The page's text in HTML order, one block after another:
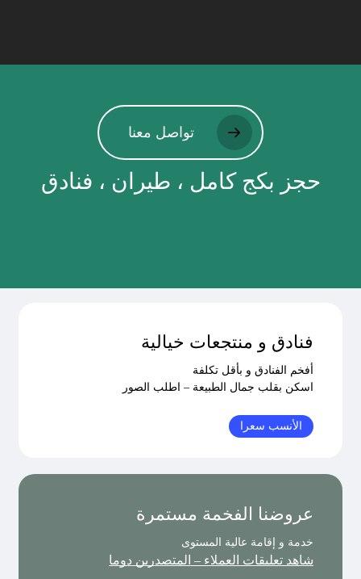
تواصل معنا
حجز بكج كامل ، طيران ، فنادق
فنادق و منتجعات خيالية
أفخم الفنادق و بأقل تكلفة
اسكن بقلب جمال الطبيعة – اطلب الصور
الأنسب سعرا
عروضنا الفخمة مستمرة
خدمة و إقامة عالية المستوى
شاهد تعليقات العملاء – المتصدرين دوما